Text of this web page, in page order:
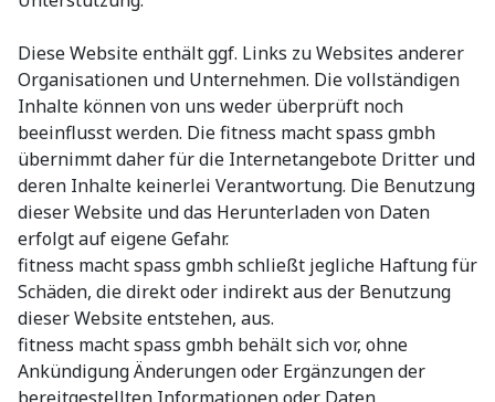
Diese Website enthält ggf. Links zu Websites anderer
Organisationen und Unternehmen. Die vollständigen
Inhalte können von uns weder überprüft noch
beeinflusst werden. Die fitness macht spass gmbh
übernimmt daher für die Internetangebote Dritter und
deren Inhalte keinerlei Verantwortung. Die Benutzung
dieser Website und das Herunterladen von Daten
erfolgt auf eigene Gefahr.
fitness macht spass gmbh schließt jegliche Haftung für
Schäden, die direkt oder indirekt aus der Benutzung
dieser Website entstehen, aus.
fitness macht spass gmbh behält sich vor, ohne
Ankündigung Änderungen oder Ergänzungen der